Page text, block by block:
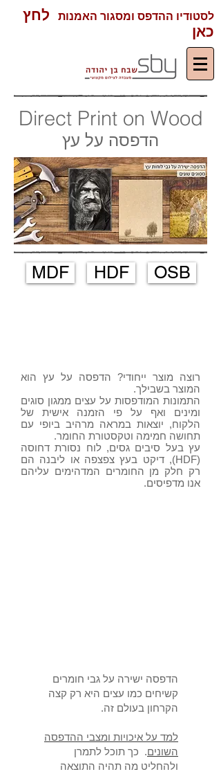
לסטודיו ההדפס ומסגור האמנות לחץ
כאן
Direct Print on Wood
הדפסה על עץ
MDF HDF
OSB
רוצה מוצר ייחודי? הדפסה על עץ הוא
המוצר בשבילך.
התמונות המודפסות על עצים ממגון סוגים
ומינים ואף על פי הזמנה אישית של
הלקוח, יוצאות במראה מרהיב ביופי עם
תחושה חמימה וטקסטורת החומר.
עץ בעל סיבים גסים, לוח נסורת דחוסה
(HDF), דיקט בעץ צפצפה או ליבנה הם
רק חלק מן החומרים המדהימים עליהם
אנו מדפיסים.
הדפסה ישירה על גבי חומרים
קשיחים כמו עצים היא רק קצה
הקרחון בעולם זה.
למד על איכויות ומצבי ההדפסה
השונים. כך תוכל לתמרן
ולהחליט מה תהיה התוצאה